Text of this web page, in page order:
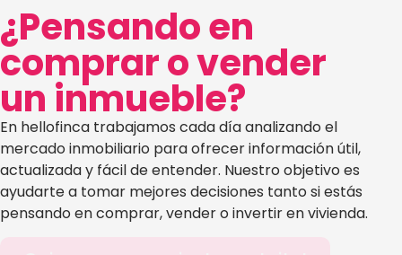
¿Pensando en
comprar o vender
un inmueble?
En hellofinca trabajamos cada día analizando el
mercado inmobiliario para ofrecer información útil,
actualizada y fácil de entender. Nuestro objetivo es
ayudarte a tomar mejores decisiones tanto si estás
pensando en comprar, vender o invertir en vivienda.